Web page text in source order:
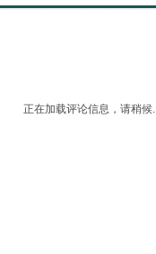
正在加载评论信息，请稍候